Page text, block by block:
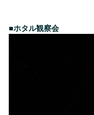
■ホタル観察会